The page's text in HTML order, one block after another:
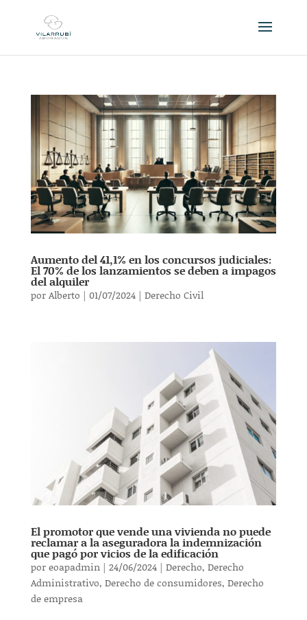
Aumento del 41,1% en los concursos judiciales:
El 70% de los lanzamientos se deben a impagos
del alquiler
porAlberto | 01/07/2024| Derecho Civil
El promotor que vende una vivienda no puede
reclamar a la aseguradora la indemnización
que pagó por vicios de la edificación
poreoapadmin| 24/06/2024| Derecho, Derecho
Administrativo, Derecho de consumidores, Derecho
de empresa